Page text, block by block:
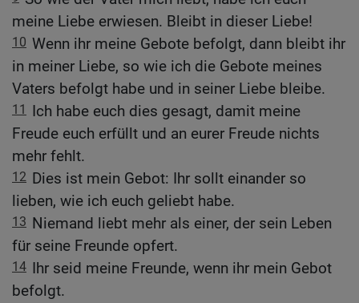
meine Liebe erwiesen. Bleibt in dieser Liebe!
10 Wenn ihr meine Gebote befolgt, dann bleibt ihr
in meiner Liebe, so wie ich die Gebote meines
Vaters befolgt habe und in seiner Liebe bleibe.
11
Ich habe euch dies gesagt, damit meine
Freude euch erfüllt und an eurer Freude nichts
mehr fehlt.
12 Dies ist mein Gebot: Ihr sollt einander so
lieben, wie ich euch geliebt habe.
13 Niemand liebt mehr als einer, der sein Leben
für seine Freunde opfert.
14 Ihr seid meine Freunde, wenn ihr mein Gebot
befolgt.